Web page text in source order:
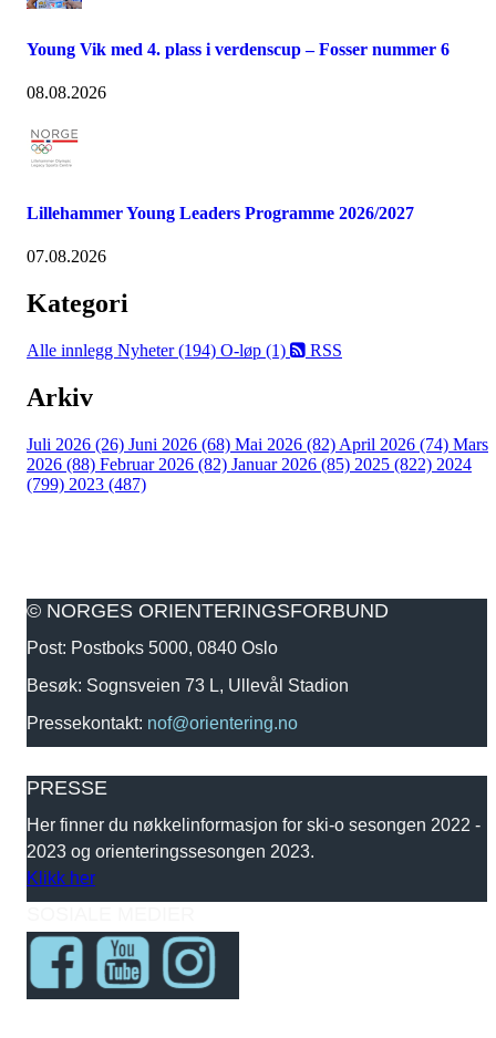
Young Vik med 4. plass i verdenscup – Fosser nummer 6
08.08.2026
Lillehammer Young Leaders Programme 2026/2027
07.08.2026
Kategori
Alle innlegg Nyheter (194) O-løp (1) RSS
Arkiv
Juli 2026 (26) Juni 2026 (68) Mai 2026 (82) April 2026 (74) Mars
2026 (88) Februar 2026 (82) Januar 2026 (85) 2025 (822) 2024
(799) 2023 (487)
© NORGES ORIENTERINGSFORBUND
Post: Postboks 5000, 0840 Oslo
Besøk: Sognsveien 73 L, Ullevål Stadion
Pressekontakt: nof@orientering.no
PRESSE
Her finner du nøkkelinformasjon for ski-o sesongen 2022 -
2023 og orienteringssesongen 2023.
Klikk her